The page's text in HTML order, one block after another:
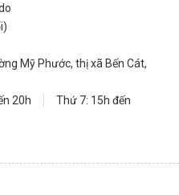
Mỹ Phước, thị xã Bến Cát,
20h
Thứ 7: 15h đến